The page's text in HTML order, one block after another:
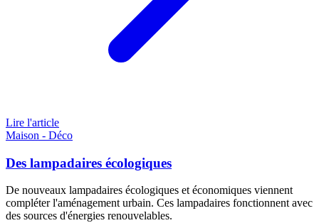
Lire l'article
Maison - Déco
Des lampadaires écologiques
De nouveaux lampadaires écologiques et économiques viennent
compléter l'aménagement urbain. Ces lampadaires fonctionnent avec
des sources d'énergies renouvelables.